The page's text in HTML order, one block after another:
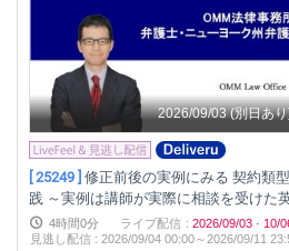
2026/09/03 (別日あ
[ 25249 ] 修正前後の実例にみる 契約類
践 ～実例は講師が実際に相談を受けた
4時間0分 ライブ配信 : 2026/09/03 · 10/
見逃し配信 :2026/09/04 00:00～2026/09/11